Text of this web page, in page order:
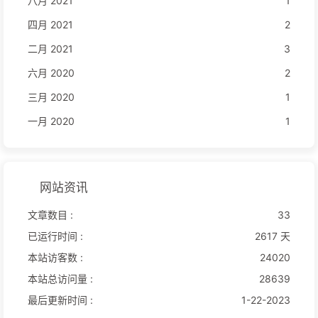
四月 2021
2
二月 2021
3
六月 2020
2
三月 2020
1
一月 2020
1
网站资讯
文章数目 :
33
已运行时间 :
2617 天
本站访客数 :
24020
本站总访问量 :
28639
最后更新时间 :
1-22-2023